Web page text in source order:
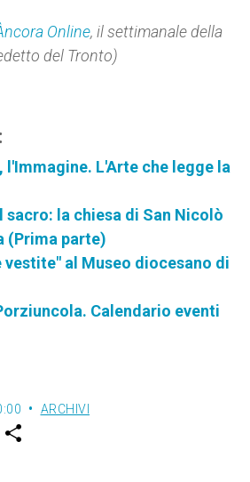
Online, il settimanale della
del Tronto)
l'Immagine. L'Arte che legge la
sacro: la chiesa di San Nicolò
(Prima parte)
vestite" al Museo diocesano di
Calendario eventi
ARCHIVI
w